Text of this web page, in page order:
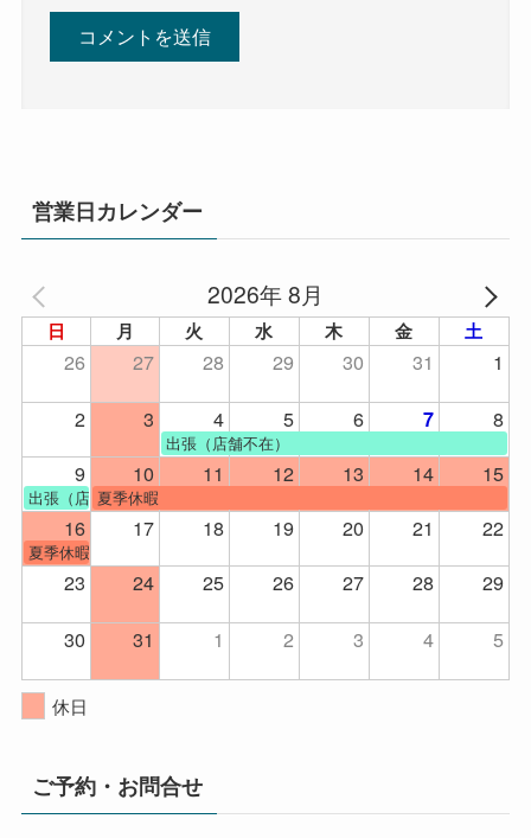
営業日カレンダー
2026年 8月
日 月 火 水 木 金 土
26 27 28 29 30 31
1
2
3 4 5 6 7 8
出張（店舗不在）
9 10 11 12 13 14 15
出張（店舗不在）
夏季休暇
16 17 18 19 20 21 22
夏季休暇
23 24 25 26 27 28
29
30
31 1 2 3 4 5
休日
ご予約・お問合せ